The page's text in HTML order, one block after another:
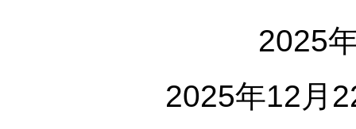
2025
2025年12月